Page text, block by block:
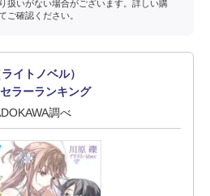
扱いがない場合がございます。詳しい購
ご確認ください。
イトノベル）
ラーランキング
調べ